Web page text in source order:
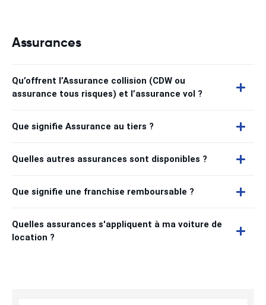
Assurances
Qu’offrent l’Assurance collision (CDW ou
assurance tous risques) et l’assurance vol ?
Que signifie Assurance au tiers ?
Quelles autres assurances sont disponibles ?
Que signifie une franchise remboursable ?
Quelles assurances s'appliquent à ma voiture de
location ?